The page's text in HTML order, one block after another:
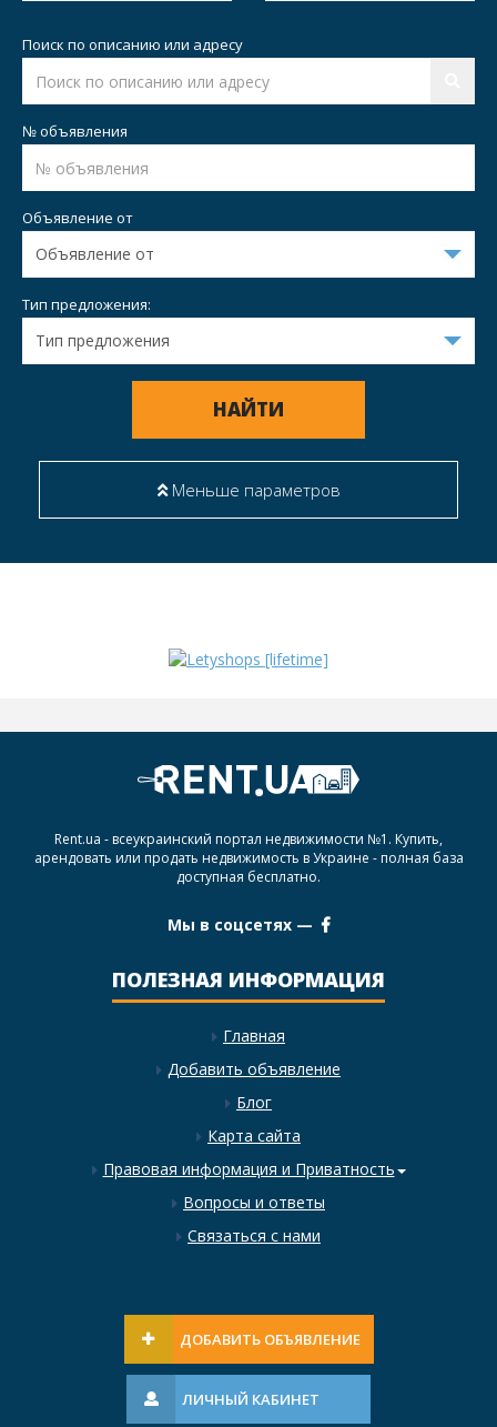
Поиск по описанию или адресу
№ объявления
Объявление от
Тип предложения:
НАЙТИ
Меньше параметров
Rent.ua - всеукраинский портал недвижимости №1. Купить,
арендовать или продать недвижимость в Украине - полная база
доступная бесплатно.
Мы в соцсетях —
ПОЛЕЗНАЯ ИНФОРМАЦИЯ
Главная
Добавить объявление
Блог
Карта сайта
Правовая информация и Приватность
Вопросы и ответы
Связаться с нами
ДОБАВИТЬ ОБЪЯВЛЕНИЕ
ЛИЧНЫЙ КАБИНЕТ